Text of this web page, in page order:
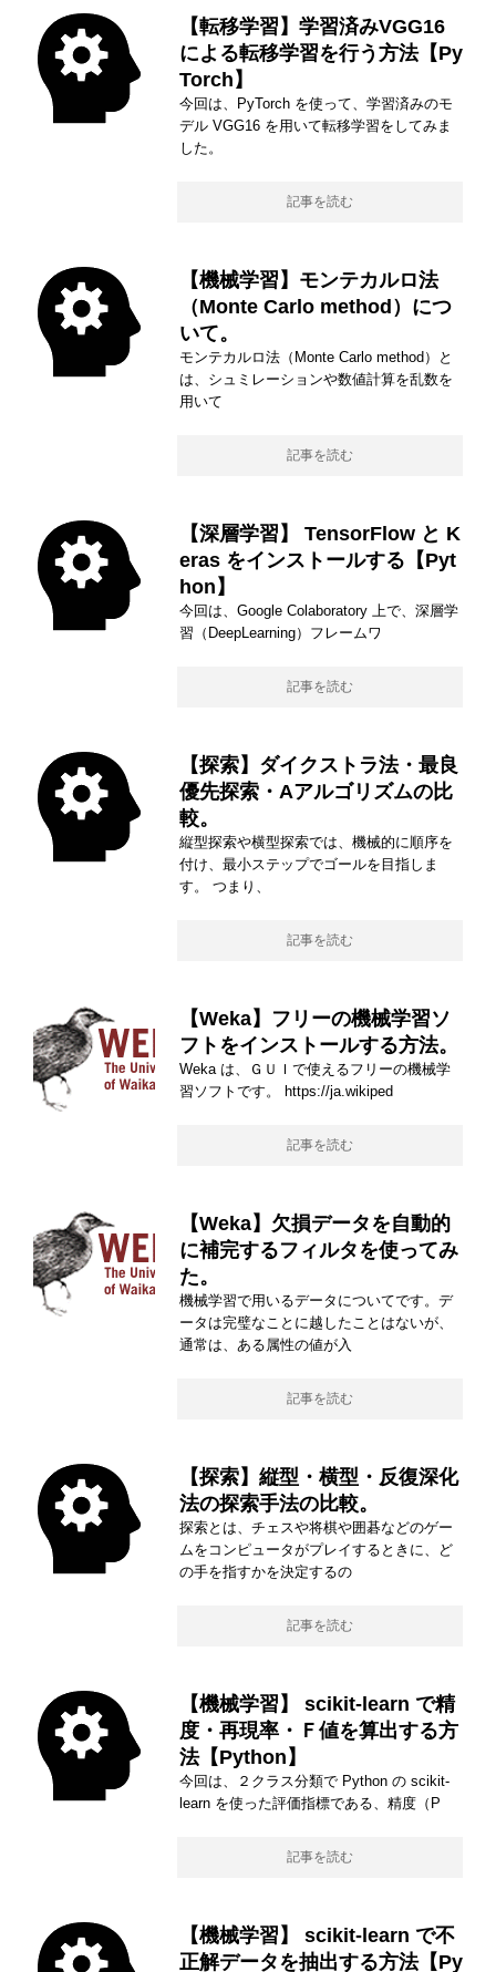
【転移学習】学習済みVGG16
による転移学習を行う方法【Py
Torch】
今回は、PyTorch を使って、学習済みのモ
デル VGG16 を用いて転移学習をしてみま
した。
記事を読む
【機械学習】モンテカルロ法
（Monte Carlo method）につ
いて。
モンテカルロ法（Monte Carlo method）と
は、シュミレーションや数値計算を乱数を
用いて
記事を読む
【深層学習】 TensorFlow と K
eras をインストールする【Pyt
hon】
今回は、Google Colaboratory 上で、深層学
習（DeepLearning）フレームワ
記事を読む
【探索】ダイクストラ法・最良
優先探索・Aアルゴリズムの比
較。
縦型探索や横型探索では、機械的に順序を
付け、最小ステップでゴールを目指しま
す。 つまり、
記事を読む
【Weka】フリーの機械学習ソ
フトをインストールする方法。
Weka は、ＧＵＩで使えるフリーの機械学
習ソフトです。 https://ja.wikiped
記事を読む
【Weka】欠損データを自動的
に補完するフィルタを使ってみ
た。
機械学習で用いるデータについてです。デ
ータは完璧なことに越したことはないが、
通常は、ある属性の値が入
記事を読む
【探索】縦型・横型・反復深化
法の探索手法の比較。
探索とは、チェスや将棋や囲碁などのゲー
ムをコンピュータがプレイするときに、ど
の手を指すかを決定するの
記事を読む
【機械学習】 scikit-learn で精
度・再現率・Ｆ値を算出する方
法【Python】
今回は、２クラス分類で Python の scikit-
learn を使った評価指標である、精度（P
記事を読む
【機械学習】 scikit-learn で不
正解データを抽出する方法【Py